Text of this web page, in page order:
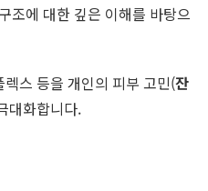
조에 대한 깊은 이해를 바탕으
스 등을 개인의 피부 고민(잔
대화합니다.